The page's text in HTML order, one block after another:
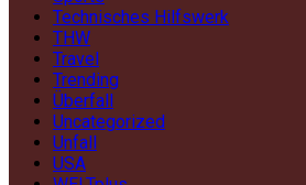
Technisches Hilfswerk
THW
Travel
Trending
Überfall
Uncategorized
Unfall
USA